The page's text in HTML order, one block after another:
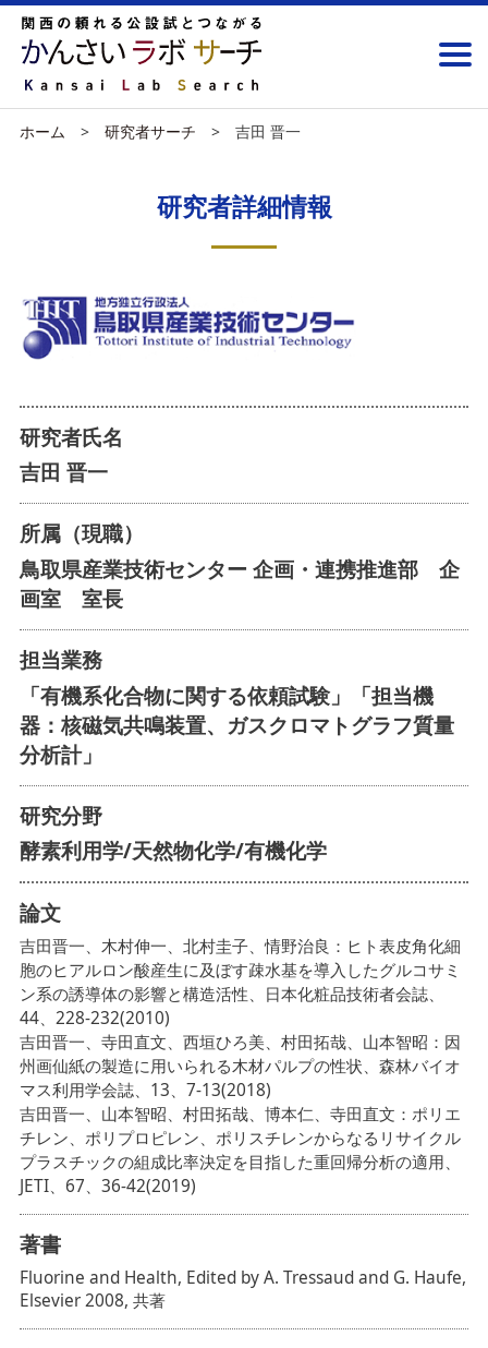
ホーム 研究者サーチ 吉田 晋一
研究者詳細情報
研究者氏名
吉田 晋一
所属（現職）
鳥取県産業技術センター 企画・連携推進部 企
画室 室長
担当業務
「有機系化合物に関する依頼試験」「担当機
器：核磁気共鳴装置、ガスクロマトグラフ質量
分析計」
研究分野
酵素利用学/天然物化学/有機化学
論文
吉田晋一、木村伸一、北村圭子、情野治良：ヒト表皮角化細
胞のヒアルロン酸産生に及ぼす疎水基を導入したグルコサミ
ン系の誘導体の影響と構造活性、日本化粧品技術者会誌、
44、228-232(2010)
吉田晋一、寺田直文、西垣ひろ美、村田拓哉、山本智昭：因
州画仙紙の製造に用いられる木材パルプの性状、森林バイオ
マス利用学会誌、13、7-13(2018)
吉田晋一、山本智昭、村田拓哉、博本仁、寺田直文：ポリエ
チレン、ポリプロピレン、ポリスチレンからなるリサイクル
プラスチックの組成比率決定を目指した重回帰分析の適用、
JETI、67、36-42(2019)
著書
Fluorine and Health, Edited by A. Tressaud and G. Haufe,
Elsevier 2008, 共著